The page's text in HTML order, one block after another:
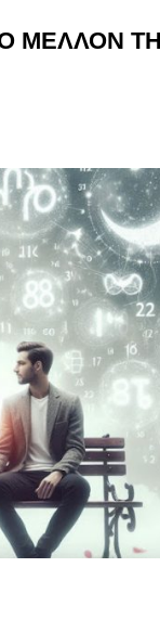
ΜΕΛΛΟΝ